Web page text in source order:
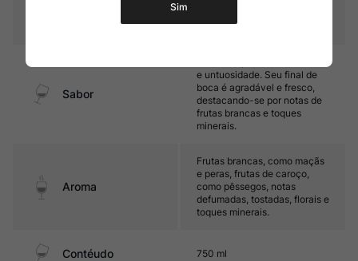
Temperatura 10ºC – 12ºC
Sabor
e untuosidade. Seu final de
boca é agradável e fresco,
destacando-se por notas de
frutas brancas e toques
minerais.
Aroma
Frutas brancas, como maçãs
e peras, frutas de caroço,
como pêssegos, notas
defumadas, tostadas, florais e
toques minerais.
Contéudo 750 ml
Sim